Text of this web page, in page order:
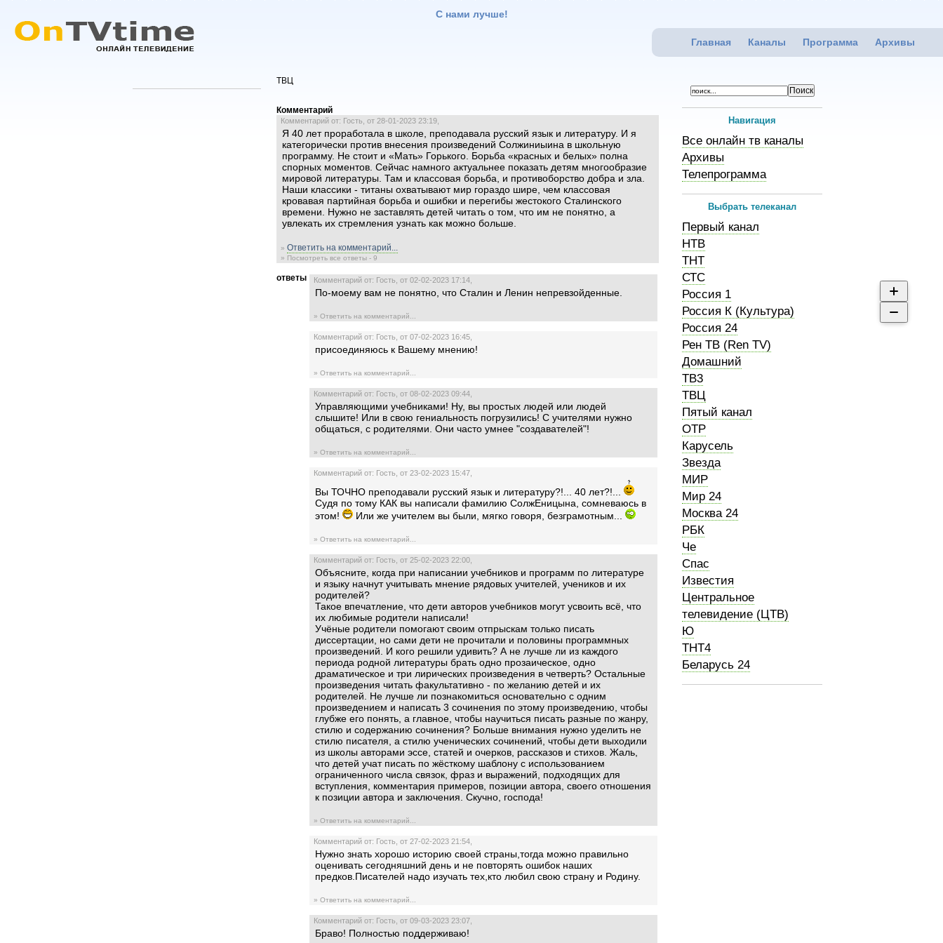
С нами лучше!
Главная Каналы Программа Архивы
ТВЦ
Комментарий
Комментарий от: Гость, от 28-01-2023 23:19,
Я 40 лет проработала в школе, преподавала русский язык и литературу. И я
категорически против внесения произведений Солжиниыина в школьную
программу. Не стоит и «Мать» Горького. Борьба «красных и белых» полна
спорных моментов. Сейчас намного актуальнее показать детям многообразие
мировой литературы. Там и классовая борьба, и противоборство добра и зла.
Наши классики - титаны охватывают мир гораздо шире, чем классовая
кровавая партийная борьба и ошибки и перегибы жестокого Сталинского
времени. Нужно не заставлять детей читать о том, что им не понятно, а
увлекать их стремления узнать как можно больше.
» Ответить на комментарий...
» Посмотреть все ответы - 9
ответы Комментарий от: Гость, от 02-02-2023 17:14,
По-моему вам не понятно, что Сталин и Ленин непревзойденные.
» Ответить на комментарий...
Комментарий от: Гость, от 07-02-2023 16:45,
присоединяюсь к Вашему мнению!
» Ответить на комментарий...
Комментарий от: Гость, от 08-02-2023 09:44,
Управляющими учебниками! Ну, вы простых людей или людей
слышите! Или в свою гениальность погрузились! С учителями нужно
общаться, с родителями. Они часто умнее "создавателей"!
» Ответить на комментарий...
Комментарий от: Гость, от 23-02-2023 15:47,
Вы ТОЧНО преподавали русский язык и литературу?!... 40 лет?!...
Судя по тому КАК вы написали фамилию СолжЕницына, сомневаюсь в
этом!
Или же учителем вы были, мягко говоря, безграмотным...
» Ответить на комментарий...
Комментарий от: Гость, от 25-02-2023 22:00,
Объясните, когда при написании учебников и программ по литературе
и языку начнут учитывать мнение рядовых учителей, учеников и их
родителей?
Такое впечатление, что дети авторов учебников могут усвоить всё, что
их любимые родители написали!
Учёные родители помогают своим отпрыскам только писать
диссертации, но сами дети не прочитали и половины программных
произведений. И кого решили удивить? А не лучше ли из каждого
периода родной литературы брать одно прозаическое, одно
драматическое и три лирических произведения в четверть? Остальные
произведения читать факультативно - по желанию детей и их
родителей. Не лучше ли познакомиться основательно с одним
произведением и написать 3 сочинения по этому произведению, чтобы
глубже его понять, а главное, чтобы научиться писать разные по жанру,
стилю и содержанию сочинения? Больше внимания нужно уделить не
стилю писателя, а стилю ученических сочинений, чтобы дети выходили
из школы авторами эссе, статей и очерков, рассказов и стихов. Жаль,
что детей учат писать по жёсткому шаблону с использованием
ограниченного числа связок, фраз и выражений, подходящих для
вступления, комментария примеров, позиции автора, своего отношения
к позиции автора и заключения. Скучно, господа!
» Ответить на комментарий...
Комментарий от: Гость, от 27-02-2023 21:54,
Нужно знать хорошо историю своей страны,тогда можно правильно
оценивать сегодняшний день и не повторять ошибок наших
предков.Писателей надо изучать тех,кто любил свою страну и Родину.
» Ответить на комментарий...
Комментарий от: Гость, от 09-03-2023 23:07,
Браво! Полностью поддерживаю!
Навигация
Все онлайн тв каналы
Архивы
Телепрограмма
Выбрать телеканал
Первый канал
НТВ
ТНТ
СТС
Россия 1
Россия К (Культура)
Россия 24
Рен ТВ (Ren TV)
Домашний
ТВ3
ТВЦ
Пятый канал
ОТР
Карусель
Звезда
МИР
Мир 24
Москва 24
РБК
Че
Спас
Известия
Центральное
телевидение (ЦТВ)
Ю
ТНТ4
Беларусь 24